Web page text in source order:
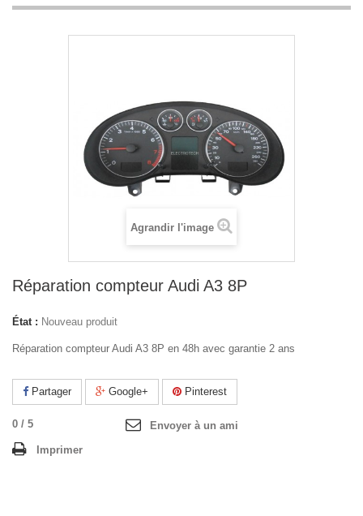
Agrandir l'image
Réparation compteur Audi A3 8P
État : Nouveau produit
Réparation compteur Audi A3 8P en 48h avec garantie 2 ans
Partager Google+ Pinterest
0 / 5
Envoyer à un ami
Imprimer